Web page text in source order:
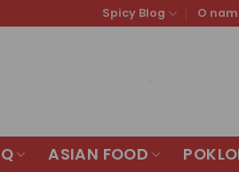
Spicy Blog O
ASIAN FOOD